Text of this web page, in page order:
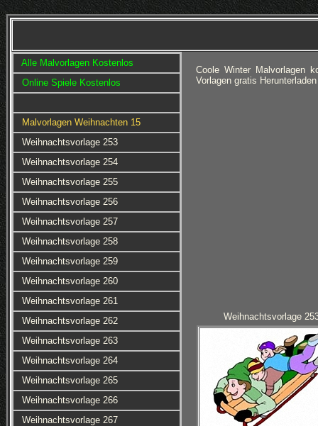
Alle Malvorlagen Kostenlos
Online Spiele Kostenlos
Malvorlagen Weihnachten 15
Weihnachtsvorlage 253
Weihnachtsvorlage 254
Weihnachtsvorlage 255
Weihnachtsvorlage 256
Weihnachtsvorlage 257
Weihnachtsvorlage 258
Weihnachtsvorlage 259
Weihnachtsvorlage 260
Weihnachtsvorlage 261
Weihnachtsvorlage 262
Weihnachtsvorlage 263
Weihnachtsvorlage 264
Weihnachtsvorlage 265
Weihnachtsvorlage 266
Weihnachtsvorlage 267
Coole Winter Malvorlagen
Vorlagen gratis
Weihnachtsvorlage